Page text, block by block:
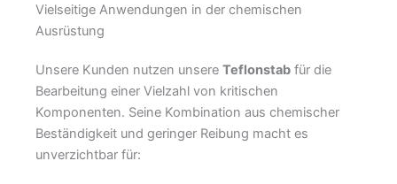
Vielseitige Anwendungen in der chemischen
Ausrüstung
Unsere Kunden nutzen unsere Teflonstab für die
Bearbeitung einer Vielzahl von kritischen
Komponenten. Seine Kombination aus chemischer
Beständigkeit und geringer Reibung macht es
unverzichtbar für: